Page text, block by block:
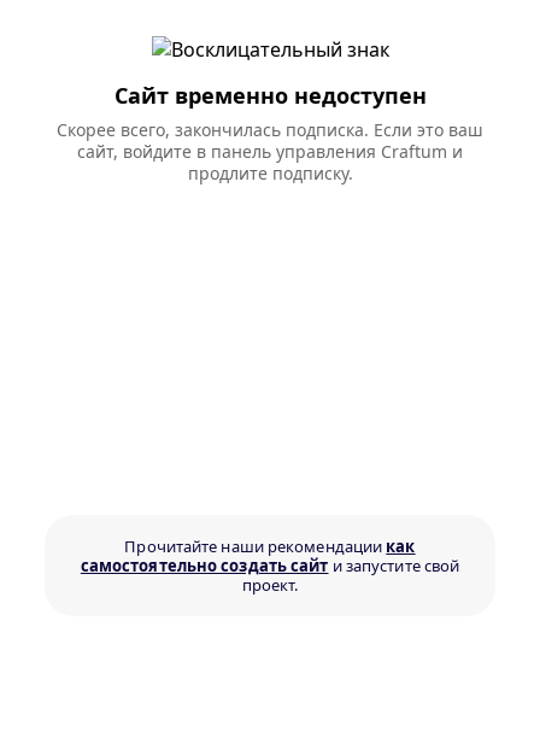
Сайт временно недоступен
Скорее всего, закончилась подписка. Если это ваш
сайт, войдите в панель управления Craftum и
продлите подписку.
Прочитайте наши рекомендации как
самостоятельно создать сайт и запустите свой
проект.